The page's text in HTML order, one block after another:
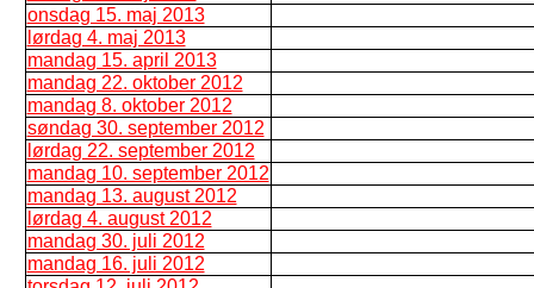
onsdag 15. maj 2013
lørdag 4. maj 2013
mandag 15. april 2013
mandag 22. oktober 2012
mandag 8. oktober 2012
søndag 30. september 2012
lørdag 22. september 2012
mandag 10. september 2012
mandag 13. august 2012
lørdag 4. august 2012
mandag 30. juli 2012
mandag 16. juli 2012